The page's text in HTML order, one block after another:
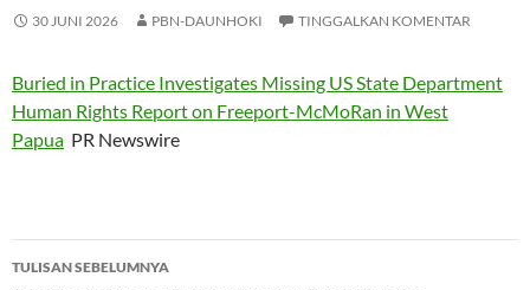
30 JUNI 2026 PBN-DAUNHOKI TINGGALKAN KOMENTAR
Buried in Practice Investigates Missing US State Department
Human Rights Report on Freeport-McMoRan in West
Papua PR Newswire
Navigasi
TULISAN SEBELUMNYA